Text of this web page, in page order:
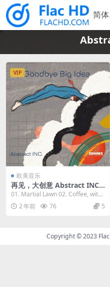
VIP
欧美音乐
再见，大创意 Abstract INC.
- Goodbye Big Idea (2023)
[24bit/96kHz] [Hi-Res Flac
795MB]
01. Martial Lawn 02. Coffee, with
a Tiny...
2 年前 76 5
Copyright © 2023